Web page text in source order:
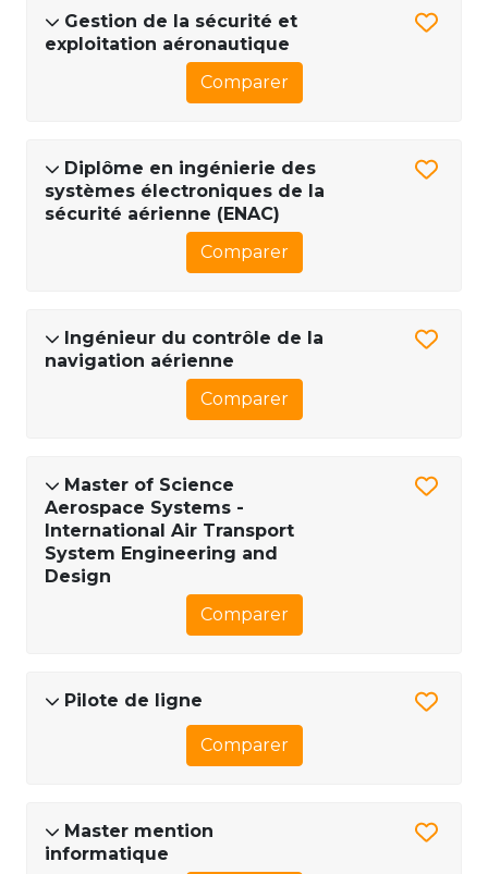
Gestion de la sécurité et
exploitation aéronautique
Comparer
Diplôme en ingénierie des
systèmes électroniques de la
sécurité aérienne (ENAC)
Comparer
Ingénieur du contrôle de la
navigation aérienne
Comparer
Master of Science
Aerospace Systems -
International Air Transport
System Engineering and
Design
Comparer
Pilote de ligne
Comparer
Master mention
informatique